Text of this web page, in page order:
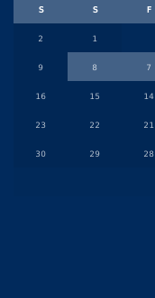
F
S
S
1
2
7
8
9
14
15
16
21
22
23
28
29
30